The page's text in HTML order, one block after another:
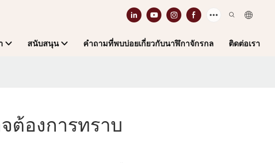
สนับสนุน คำถามที่พบบ่อยเกี่ยวกับนาฬิกาจักรกล ติดต่อเรา
องการทราบ